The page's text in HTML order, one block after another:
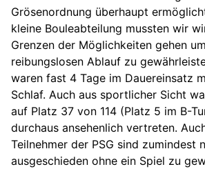
Grösenordnung überhaupt
kleine Bouleabteilung mussten wir
Grenzen der Möglichkeiten gehen
reibungslosen Ablauf zu
waren fast 4 Tage im Dauereinsatz
Schlaf. Auch aus sportlicher Sicht
auf Platz 37 von 114 (Platz 5 im B-
durchaus ansehenlich vertreten.
Teilnehmer der PSG sind zumindest
ausgeschieden ohne ein Spiel zu